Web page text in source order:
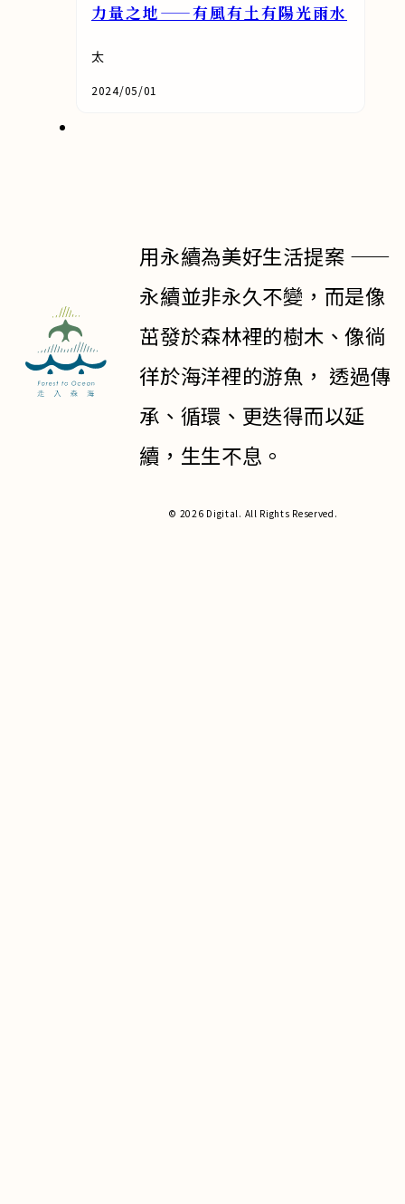
力量之地——有風有土有陽光雨水
太
2024/05/01
用永續為美好生活提案 ——
永續並非永久不變，而是像
茁發於森林裡的樹木、像徜
徉於海洋裡的游魚， 透過傳
承、循環、更迭得而以延
續，生生不息。
© 2026 Digital. All Rights Reserved.